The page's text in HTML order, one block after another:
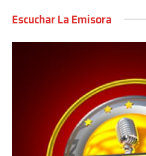
Escuchar La Emisora